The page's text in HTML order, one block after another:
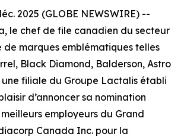
2025 (GLOBE NEWSWIRE) --
le chef de file canadien du secteur
de marques emblématiques telles
Black Diamond, Balderson, Astro
filiale du Groupe Lactalis établi
d’annoncer sa nomination
meilleurs employeurs du Grand
Canada Inc. pour la